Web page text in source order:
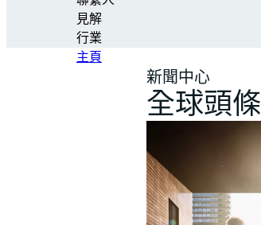
見解
行業
主頁
新聞中心
全球頭條